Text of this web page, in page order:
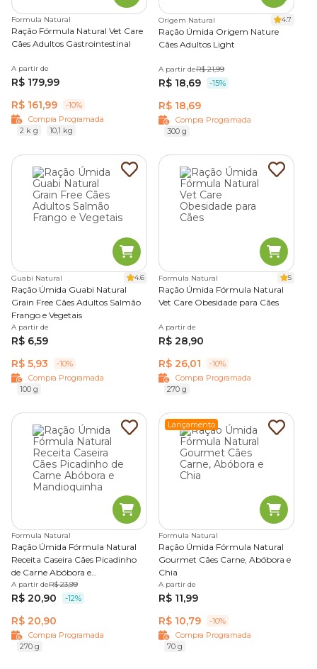
Formula Natural
Ração Fórmula Natural Vet Care
Cães Adultos Gastrointestinal
A partir de
R$ 179,99
R$ 161,99
-10%
Compra Programada
2 k g
10,1 kg
Origem Natural 4.7
Ração Úmida Origem Nature
Cães Adultos Light
A partir deR$ 21,99
R$ 18,69 -15%
R$ 18,69
Compra Programada
300 g
Guabi Natural 4.6
Ração Úmida Guabi Natural
Grain Free Cães Adultos Salmão
Frango e Vegetais
A partir de
R$ 6,59
R$ 5,93
-10%
Compra Programada
100 g
Formula Natural 5
Ração Úmida Fórmula Natural
Vet Care Obesidade para Cães
A partir de
R$ 28,90
R$ 26,01
-10%
Compra Programada
270 g
Formula Natural
Ração Úmida Fórmula Natural
Receita Caseira Cães Picadinho
de Carne Abóbora e
Mandioquinha
A partir deR$ 23,99
R$ 20,90 -12%
R$ 20,90
Compra Programada
270 g
Lançamento
Formula Natural
Ração Úmida Fórmula Natural
Gourmet Cães Carne, Abóbora e
Chia
A partir de
R$ 11,99
R$ 10,79
-10%
Compra Programada
70 g